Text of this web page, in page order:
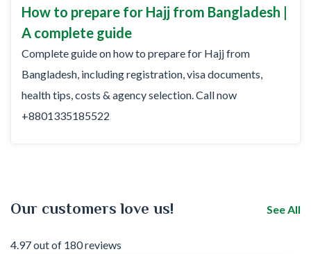
How to prepare for Hajj from Bangladesh |
A complete guide
Complete guide on how to prepare for Hajj from
Bangladesh, including registration, visa documents,
health tips, costs & agency selection. Call now
+8801335185522
Our customers love us! See All
4.97 out of 180 reviews